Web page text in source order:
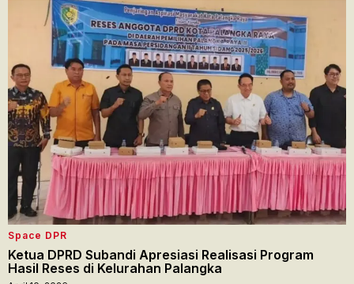
Space DPR
Ketua DPRD Subandi Apresiasi Realisasi Program
Hasil Reses di Kelurahan Palangka